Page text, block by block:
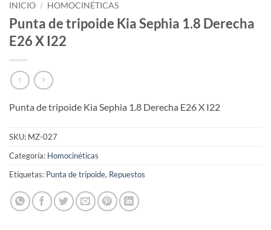
INICIO / HOMOCINÉTICAS
Punta de tripoide Kia Sephia 1.8 Derecha
E26 X I22
Punta de tripoide Kia Sephia 1.8 Derecha E26 X I22
SKU: MZ-027
Categoría: Homocinéticas
Etiquetas: Punta de tripoide, Repuestos